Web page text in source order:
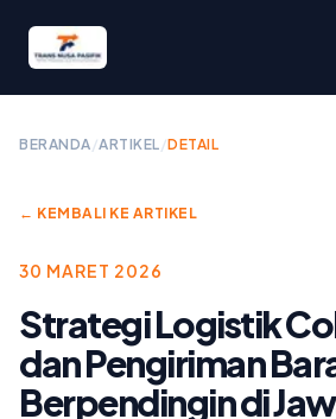
BERANDA/ARTIKEL/DETAIL
← KEMBALI KE ARTIKEL
30 MARET 2026
Strategi Logistik
dan Pengiriman
Berpendingin di